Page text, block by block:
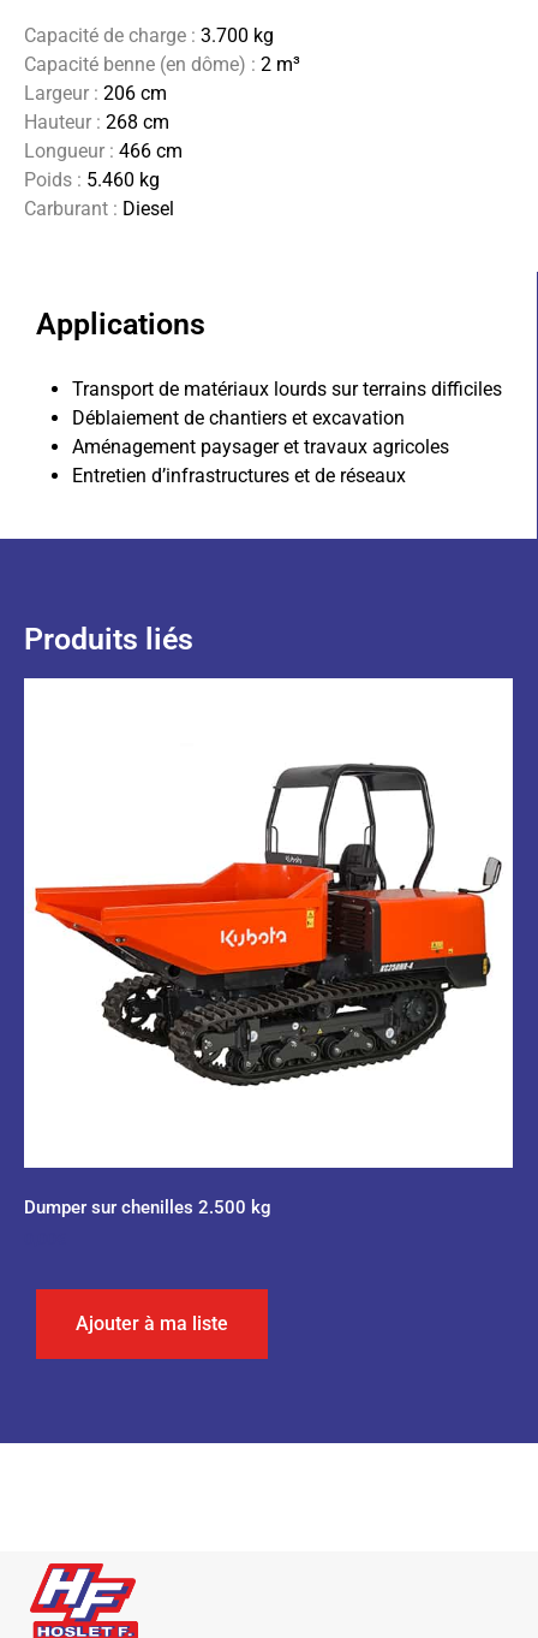
Applications
Transport de matériaux lourds sur terrains difficiles
Déblaiement de chantiers et excavation
Aménagement paysager et travaux agricoles
Entretien d’infrastructures et de réseaux
Capacité de charge : 3.700 kg
Capacité benne (en dôme) : 2 m³
Largeur : 206 cm
Hauteur : 268 cm
Longueur : 466 cm
Poids : 5.460 kg
Carburant : Diesel
Produits liés
Dumper sur chenilles 2.500 kg
Ajouter à ma liste